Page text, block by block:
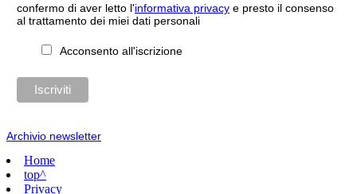
confermo di aver letto l'informativa privacye presto il consenso
al trattamento dei miei dati personali
Acconsento all'iscrizione
Archivio newsletter
Home
top^
Privacy